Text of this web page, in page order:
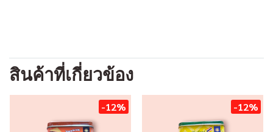
สินค้าที่เกี่ยวข้อง
-12% -12%